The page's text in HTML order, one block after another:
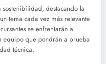
destacando la
tema cada vez más relevante
se enfrentarán a
equipo que pondrán a prueba
técnica.